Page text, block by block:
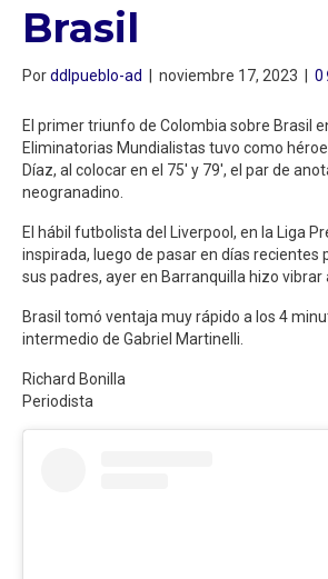
Brasil
Porddlpueblo-ad | noviembre 17, 2023 | 0
El primer triunfo de Colombia sobre Brasil
Eliminatorias Mundialistas tuvo como
Díaz, al colocar en el 75′ y 79′, el par de
neogranadino.
El hábil futbolista del Liverpool, en la Liga
inspirada, luego de pasar en días recientes
sus padres, ayer en Barranquilla hizo vibrar
Brasil tomó ventaja muy rápido a los 4
intermedio de Gabriel Martinelli.
Richard Bonilla
Periodista